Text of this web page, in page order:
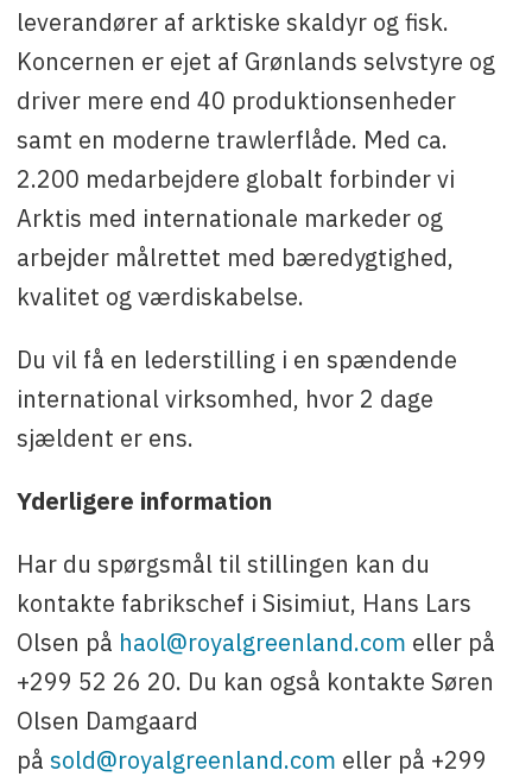
leverandører af arktiske skaldyr og fisk.
Koncernen er ejet af Grønlands selvstyre og
driver mere end 40 produktionsenheder
samt en moderne trawlerflåde. Med ca.
2.200 medarbejdere globalt forbinder vi
Arktis med internationale markeder og
arbejder målrettet med bæredygtighed,
kvalitet og værdiskabelse.
Du vil få en lederstilling i en spændende
international virksomhed, hvor 2 dage
sjældent er ens.
Yderligere information
Har du spørgsmål til stillingen kan du
kontakte fabrikschef i Sisimiut, Hans Lars
Olsen på haol@royalgreenland.com eller på
+299 52 26 20. Du kan også kontakte Søren
Olsen Damgaard
på sold@royalgreenland.com eller på +299